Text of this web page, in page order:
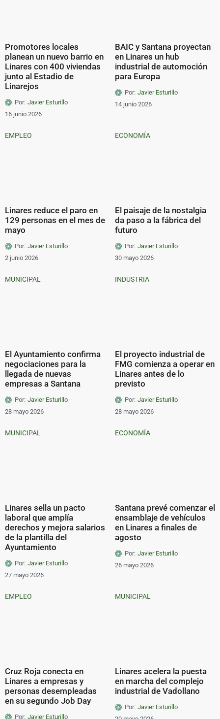
Promotores locales
planean un nuevo barrio en
Linares con 400 viviendas
junto al Estadio de
Linarejos
Por: Javier Esturillo
16 junio 2026
BAIC y Santana proyectan
en Linares un hub
industrial de automoción
para Europa
Por: Javier Esturillo
14 junio 2026
EMPLEO
Linares reduce el paro en
129 personas en el mes de
mayo
Por: Javier Esturillo
2 junio 2026
ECONOMÍA
El paisaje de la nostalgia
da paso a la fábrica del
futuro
Por: Javier Esturillo
30 mayo 2026
MUNICIPAL
El Ayuntamiento confirma
negociaciones para la
llegada de nuevas
empresas a Santana
Por: Javier Esturillo
28 mayo 2026
INDUSTRIA
El proyecto industrial de
FMG comienza a operar en
Linares antes de lo
previsto
Por: Javier Esturillo
28 mayo 2026
MUNICIPAL
Linares sella un pacto
laboral que amplía
derechos y mejora salarios
de la plantilla del
Ayuntamiento
Por: Javier Esturillo
27 mayo 2026
ECONOMÍA
Santana prevé comenzar el
ensamblaje de vehículos
en Linares a finales de
agosto
Por: Javier Esturillo
26 mayo 2026
EMPLEO
Cruz Roja conecta en
Linares a empresas y
personas desempleadas
en su segundo Job Day
Por: Javier Esturillo
MUNICIPAL
Linares acelera la puesta
en marcha del complejo
industrial de Vadollano
Por: Javier Esturillo